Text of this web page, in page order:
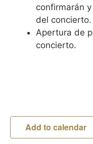
confirmarán
del concierto.
Apertura de
concierto.
Add to calendar